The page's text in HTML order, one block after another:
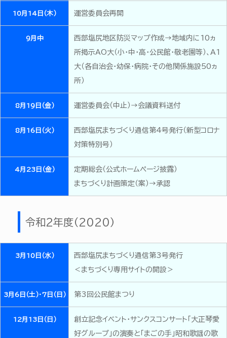
10月14日（木） 運営委員会再開
9月中
西部塩尻地区防災マップ作成→地域内に10ヵ
所掲示AO大（小・中・高・公民館・敬老園等）、A1
大（各自治会・幼保・病院・その他関係施設50ヵ
所）
8月19日（金） 運営委員会（中止）→会議資料送付
8月16日（火）
西部塩尻まちづくり通信第4号発行（新型コロナ
対策特別号）
4月23日（金）
定期総会（公式ホームページ披露）
まちづくり計画策定（案）→承認
令和2年度（2020）
3月10日（水）
西部塩尻まちづくり通信第3号発行
＜まちづくり専用サイトの開設＞
3月6日（土）・7日（日） 第3回公民館まつり
12月13日（日）
創立記念イベント・サンクスコンサート「大正琴愛
好グループ」の演奏と「まごの手」昭和歌謡の歌